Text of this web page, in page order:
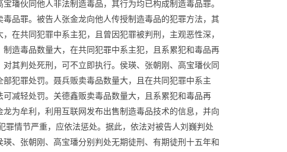
璠伙同他人非法制造毒品，其行为均已构成制造毒品罪。
品罪。被告人张金龙向他人传授制造毒品的犯罪方法，其
在共同犯罪中系主犯，且曾因犯罪被判刑，主观恶性深，
造毒品数量大，在共同犯罪中系主犯，且系累犯和毒品再
其判处死刑，可不立即执行。侯瑛、张朝刚、高宝璠伙同
犯罪处罚。聂兵贩卖毒品数量大，且在共同犯罪中系主
减轻处罚。关德鑫贩卖毒品数量大，且系累犯和毒品再
为牟利，利用互联网发布出售制造毒品技术的信息，并向
情节严重，应依法惩处。据此，依法对被告人刘巍判处
、张朝刚、高宝璠分别判处无期徒刑、有期徒刑十五年和